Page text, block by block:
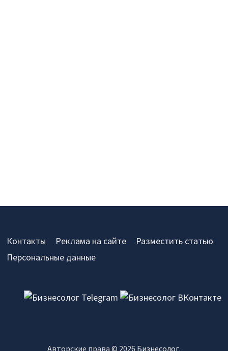
Контакты Реклама на сайте
Разместить статью
Персональные данные
Авторские права © 2026 Бизнесолог.